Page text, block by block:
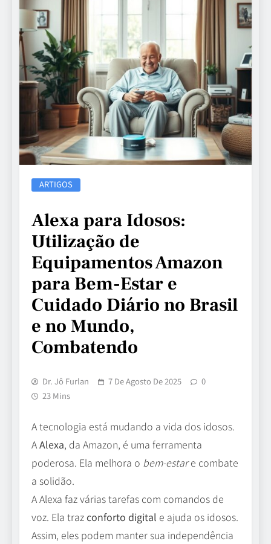
ARTIGOS
Alexa para Idosos:
Utilização de
Equipamentos Amazon
para Bem-Estar e
Cuidado Diário no Brasil
e no Mundo,
Combatendo
Dr. Jô Furlan 7 De Agosto De 2025
0
23 Mins
A tecnologia está mudando a vida dos idosos.
AAlexa, da Amazon, é uma ferramenta
poderosa. Ela melhora o bem-estare combate
a solidão.
A Alexa faz várias tarefas com comandos de
voz. Ela trazconforto digital e ajuda os idosos.
Assim, eles podem manter sua independência